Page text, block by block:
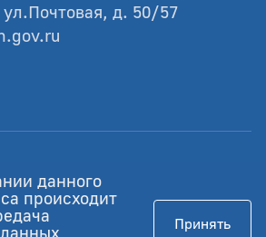
ул.Почтовая, д. 50/57
Дума
ПО
данного
происходит
Принять